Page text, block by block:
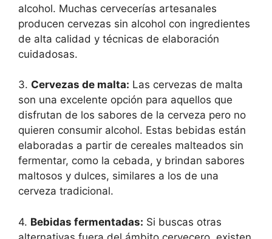
alcohol. Muchas cervecerías artesanales
producen cervezas sin alcohol con ingredientes
de alta calidad y técnicas de elaboración
cuidadosas.
3. Cervezas de malta: Las cervezas de malta
son una excelente opción para aquellos que
disfrutan de los sabores de la cerveza pero no
quieren consumir alcohol. Estas bebidas están
elaboradas a partir de cereales malteados sin
fermentar, como la cebada, y brindan sabores
maltosos y dulces, similares a los de una
cerveza tradicional.
4. Bebidas fermentadas: Si buscas otras